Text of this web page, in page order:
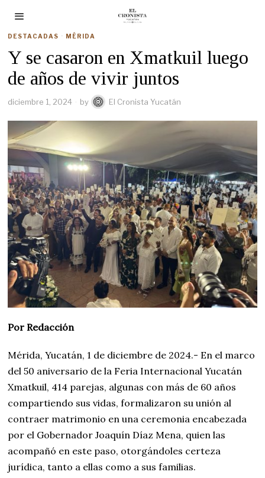
DESTACADAS · MÉRIDA
Y se casaron en Xmatkuil luego
de años de vivir juntos
diciembre 1, 2024 by El Cronista Yucatán
Por Redacción
Mérida, Yucatán, 1 de diciembre de 2024.- En el marco
del 50 aniversario de la Feria Internacional Yucatán
Xmatkuil, 414 parejas, algunas con más de 60 años
compartiendo sus vidas, formalizaron su unión al
contraer matrimonio en una ceremonia encabezada
por el Gobernador Joaquín Díaz Mena, quien las
acompañó en este paso, otorgándoles certeza
jurídica, tanto a ellas como a sus familias.